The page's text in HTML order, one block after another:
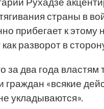
страны в
прибегает к
разворот в
за два года
«всякие
укладываются».